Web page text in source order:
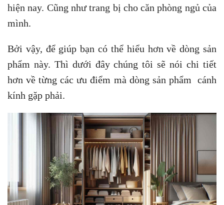
hiện nay. Cũng như trang bị cho căn phòng ngủ của
mình.
Bởi vậy, để giúp bạn có thể hiểu hơn về dòng sản
phẩm này. Thì dưới đây chúng tôi sẽ nói chi tiết
hơn về từng các ưu điểm mà dòng sản phẩm cánh
kính gặp phải.